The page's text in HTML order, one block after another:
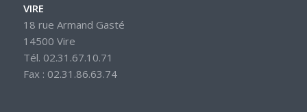
VIRE
18 rue Armand Gasté
14500 Vire
Tél. 02.31.67.10.71
Fax : 02.31.86.63.74